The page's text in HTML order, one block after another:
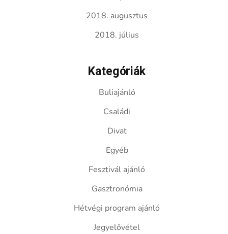
2018. augusztus
2018. július
Kategóriák
Buliajánló
Családi
Divat
Egyéb
Fesztivál ajánló
Gasztronómia
Hétvégi program ajánló
Jegyelővétel